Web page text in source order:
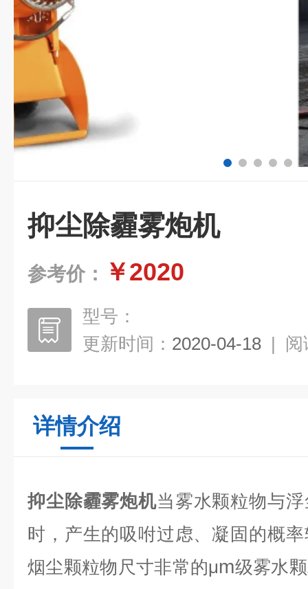
抑尘除霾雾炮机
参考价： ￥2020
型号：
更新时间： 2020-04-18 | 阅
详情介绍
抑尘除霾雾炮机当雾水颗粒物与
时，产生的吸咐过虑、凝固的概
烟尘颗粒物尺寸非常的μm级雾水